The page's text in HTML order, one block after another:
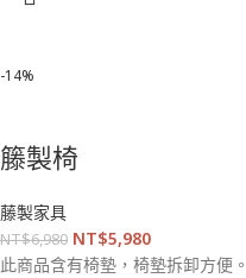
-14%
籐製椅
藤製家具
NT$6,980 NT$5,980
此商品含有椅墊，椅墊拆卸方便。